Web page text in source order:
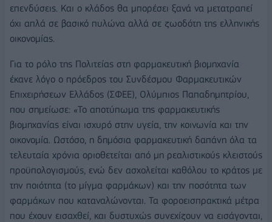
επενδύσεις. Και ο κλάδος θα μπορέσει ξανά να μετατραπεί
όχι απλά σε βασικό πυλώνα αλλά σε ζωοδότη της ελληνικής
οικονομίας.
Για το ρόλο της Πολιτείας στη φαρμακευτική βιομηχανία
έκανε λόγο ο πρόεδρος του Συνδέσμου Φαρμακευτικών
Επιχειρήσεων Ελλάδος (ΣΦΕΕ), Ολύμπιος Παπαδημητρίου,
που σημείωσε: «Το αποτύπωμα της φαρμακευτικής
βιομηχανίας είναι ισχυρό στην υγεία, την κοινωνία και την
οικονομία. Ωστόσο, η δημόσια φαρμακευτική δαπάνη όλα τα
τελευταία χρόνια οριοθετείται από μη ρεαλιστικούς κλειστούς
προϋπολογισμούς, ενώ δεν ασχολείται καθόλου το κράτος με
την ποιότητα (το μίγμα φαρμάκων) και την ποσότητα των
φαρμάκων που καταναλώνονται. Τα φοροεισπρακτικά μέτρα
που έχουν εισαχθεί, και δυστυχώς συνεχίζουν να εισάγονται,